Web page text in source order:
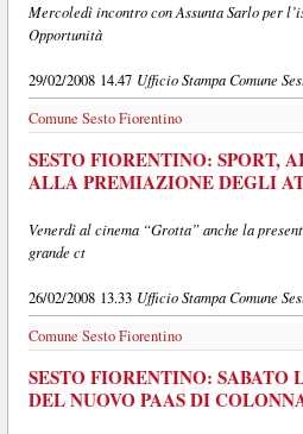
Mercoledì incontro con Assunta Sarlo per
Opportunità
29/02/2008 14.47 Ufficio Stampa Comune
Comune Sesto Fiorentino
SESTO FIORENTINO: SPORT,
ALLA PREMIAZIONE DEGLI
Venerdì al cinema “Grotta” anche la
grande ct
26/02/2008 13.33 Ufficio Stampa Comune
Comune Sesto Fiorentino
SESTO FIORENTINO: SABATO
DEL NUOVO PAAS DI